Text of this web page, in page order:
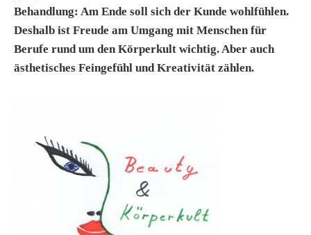
Behandlung: Am Ende soll sich der Kunde wohlfühlen.
Deshalb ist Freude am Umgang mit Menschen für
Berufe rund um den Körperkult wichtig. Aber auch
ästhetisches Feingefühl und Kreativität zählen.